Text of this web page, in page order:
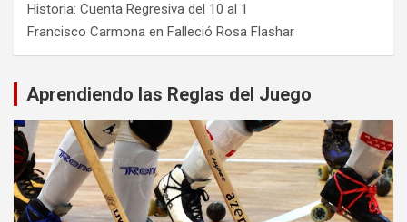
Historia: Cuenta Regresiva del 10 al 1
Francisco Carmona en Falleció Rosa Flashar
Aprendiendo las Reglas del Juego